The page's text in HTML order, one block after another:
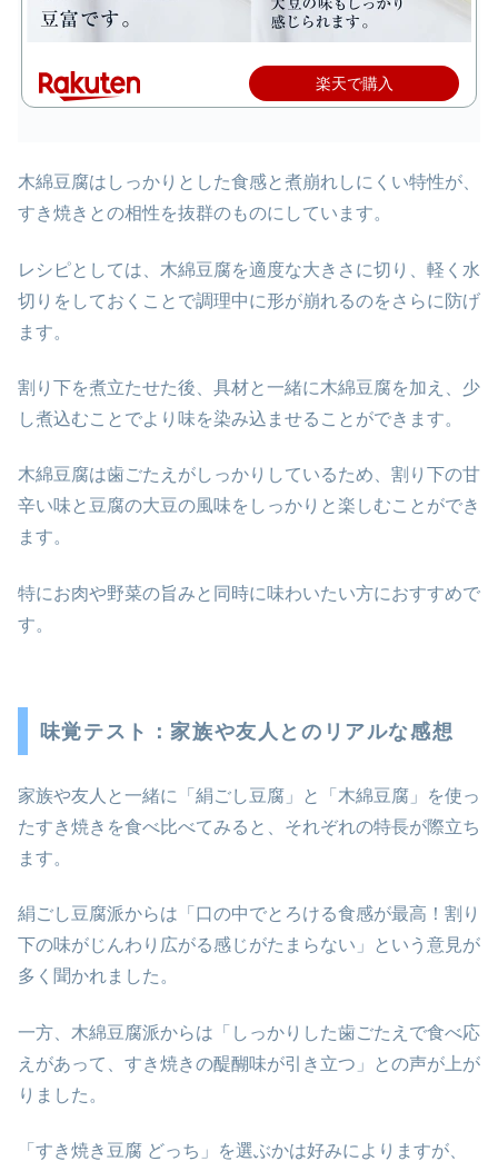
楽天で購入
木綿豆腐はしっかりとした食感と煮崩れしにくい特性が、
すき焼きとの相性を抜群のものにしています。
レシピとしては、木綿豆腐を適度な大きさに切り、軽く水
切りをしておくことで調理中に形が崩れるのをさらに防げ
ます。
割り下を煮立たせた後、具材と一緒に木綿豆腐を加え、少
し煮込むことでより味を染み込ませることができます。
木綿豆腐は歯ごたえがしっかりしているため、割り下の甘
辛い味と豆腐の大豆の風味をしっかりと楽しむことができ
ます。
特にお肉や野菜の旨みと同時に味わいたい方におすすめで
す。
味覚テスト：家族や友人とのリアルな感想
家族や友人と一緒に「絹ごし豆腐」と「木綿豆腐」を使っ
たすき焼きを食べ比べてみると、それぞれの特長が際立ち
ます。
絹ごし豆腐派からは「口の中でとろける食感が最高！割り
下の味がじんわり広がる感じがたまらない」という意見が
多く聞かれました。
一方、木綿豆腐派からは「しっかりした歯ごたえで食べ応
えがあって、すき焼きの醍醐味が引き立つ」との声が上が
りました。
「すき焼き豆腐 どっち」を選ぶかは好みによりますが、